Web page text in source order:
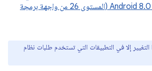
يتضمّنه نظام التشغيل Android 8.0 (المستوى 26 من واجهة برمجة
التغيير إلا في التطبيقات التي تستخدم طلبات نظام